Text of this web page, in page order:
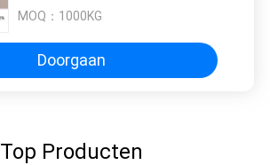
MOQ： 1000KG
Doorgaan
Top Producten